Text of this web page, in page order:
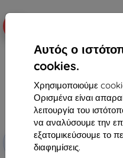
Αυτός ο
cookies.
Χρησιμοποιούμε
Ορισμένα είναι
λειτουργία του
να αναλύσουμε την
εξατομικεύσουμε το
διαφημίσεις.
Έκπτωση
με
κουπόνι
EXTRA10